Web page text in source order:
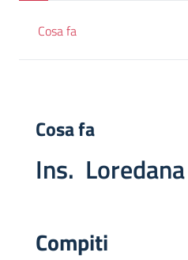
Cosa fa
Cosa fa
Ins.
Compiti